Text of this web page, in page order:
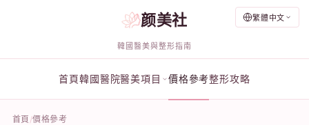
繁體中文
颜美社
韓國醫美與整形指南
首頁韓國醫院醫美項目 價格參考整形攻略
首頁 價格參考